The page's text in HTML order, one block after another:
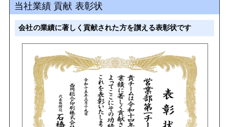
当社業績 貢献 表彰状
会社の業績に著しく貢献された方を讃える表彰状です